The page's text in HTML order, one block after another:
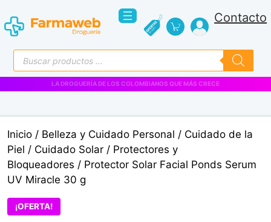
al
contenido
Contacto
Búsqueda
de
productos
VENTAS EMPRESARIALES
Inicio / Belleza y Cuidado Personal / Cuidado de la
Piel / Cuidado Solar / Protectores y
Bloqueadores / Protector Solar Facial Ponds Serum
UV Miracle 30 g
¡OFERTA!